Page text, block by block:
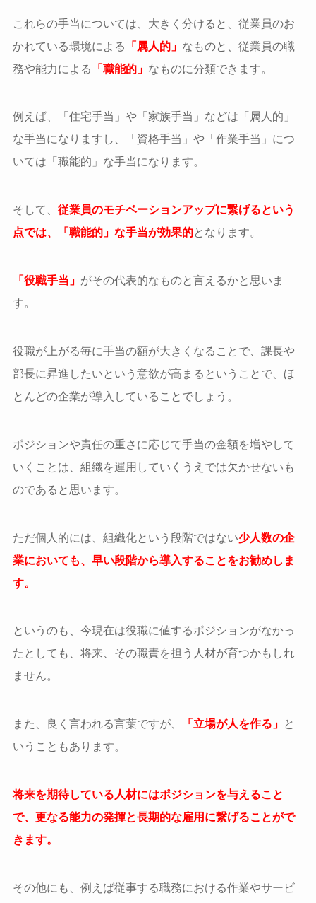
これらの手当については、大きく分けると、従業員のお
かれている環境による
「属人的」 なものと、従業員の職
務や能力による
「職能的」 なものに分類できます。
例えば、「住宅手当」や「家族手当」などは「属人的」
な手当になりますし、「資格手当」や「作業手当」につ
いては「職能的」な手当になります。
そして、 従業員のモチベーションアップに繋げるという
点では、「職能的」な手当が効果的となります。
「役職手当」 がその代表的なものと言えるかと思いま
す。
役職が上がる毎に手当の額が大きくなることで、課長や
部長に昇進したいという意欲が高まるということで、ほ
とんどの企業が導入していることでしょう。
ポジションや責任の重さに応じて手当の金額を増やして
いくことは、組織を運用していくうえでは欠かせないも
のであると思います。
ただ個人的には、組織化という段階ではない少人数の企
業においても、早い段階から導入することをお勧めしま
す。
というのも、今現在は役職に値するポジションがなかっ
たとしても、将来、その職責を担う人材が育つかもしれ
ません。
また、良く言われる言葉ですが、 「立場が人を作る」
と
いうこともあります。
将来を期待している人材にはポジションを与えること
で、更なる能力の発揮と長期的な雇用に繋げることがで
きます。
その他にも、例えば従事する職務における作業やサービ